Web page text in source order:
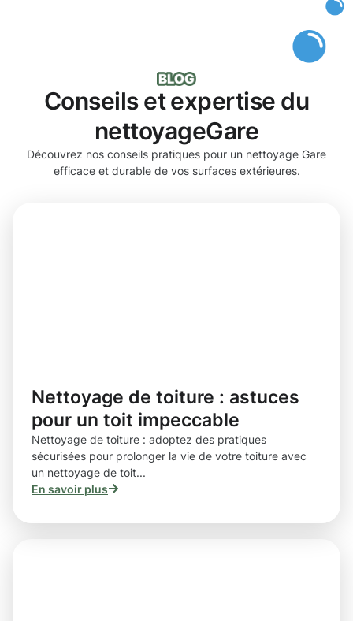
Conseils et expertise du
nettoyageGare
Découvrez nos conseils pratiques pour un nettoyage Gare
efficace et durable de vos surfaces extérieures.
Nettoyage de toiture : astuces
pour un toit impeccable
Nettoyage de toiture : adoptez des pratiques
sécurisées pour prolonger la vie de votre toiture avec
un nettoyage de toit...
En savoir plus